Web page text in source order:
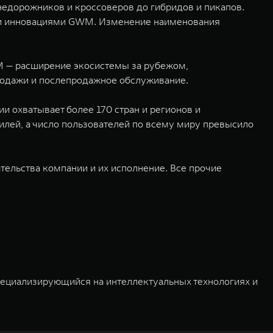
и кроссоверов до гибридов и пикапов.
инновациями GWM. Изменение наименования
— расширение экосистемы за рубежом,
и послепродажное обслуживание.
охватывает более 170 стран и регионов и
а число пользователей по всему миру превысило
компании и их исполнение. Все прочие
на интеллектуальных технологиях и
2011 годах соответственно. Сфера деятельности